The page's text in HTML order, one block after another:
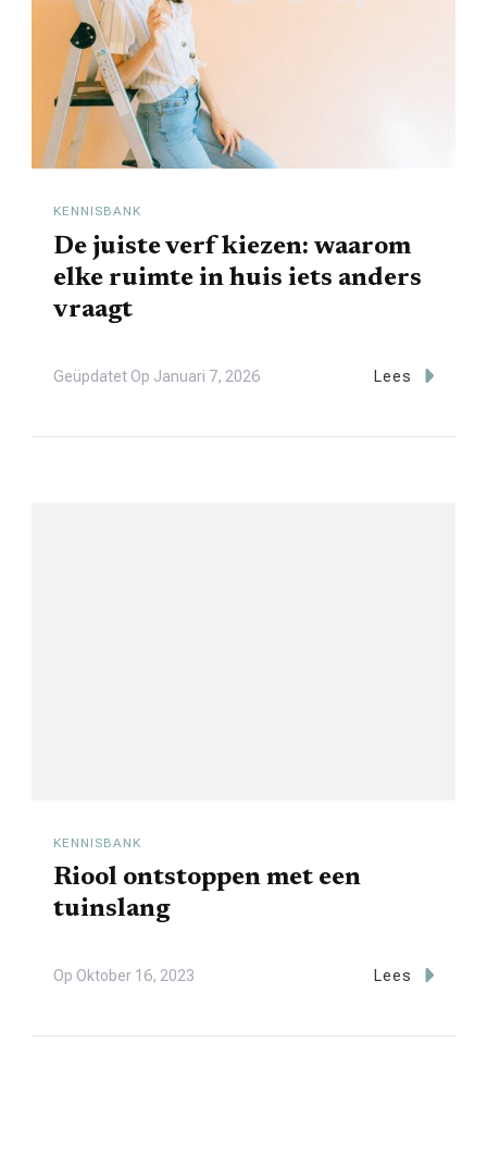
KENNISBANK
De juiste verf kiezen: waarom
elke ruimte in huis iets anders
vraagt
Geüpdatet Op Januari 7, 2026 Lees
KENNISBANK
Riool ontstoppen met een
tuinslang
Op Oktober 16, 2023 Lees